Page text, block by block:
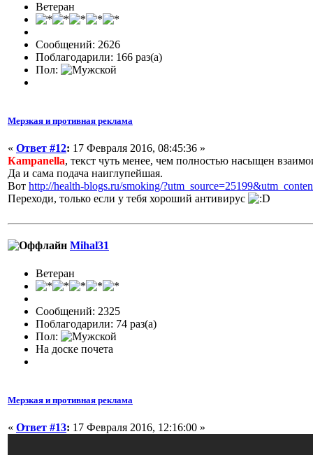
Ветеран
Сообщений: 2626
Поблагодарили: 166 раз(а)
Пол:
Мерзкая и противная реклама
« Ответ #12: 17 Февраля 2016, 08:45:36 »
Кampanella, текст чуть менее, чем полностью насыщен
Да и сама подача наиглупейшая.
Вот http://health-blogs.ru/smoking/
Переходи, только если у тебя хороший антивирус
Mihal31
Ветеран
Сообщений: 2325
Поблагодарили: 74 раз(а)
Пол:
На доске почета
Мерзкая и противная реклама
« Ответ #13: 17 Февраля 2016, 12:16:00 »